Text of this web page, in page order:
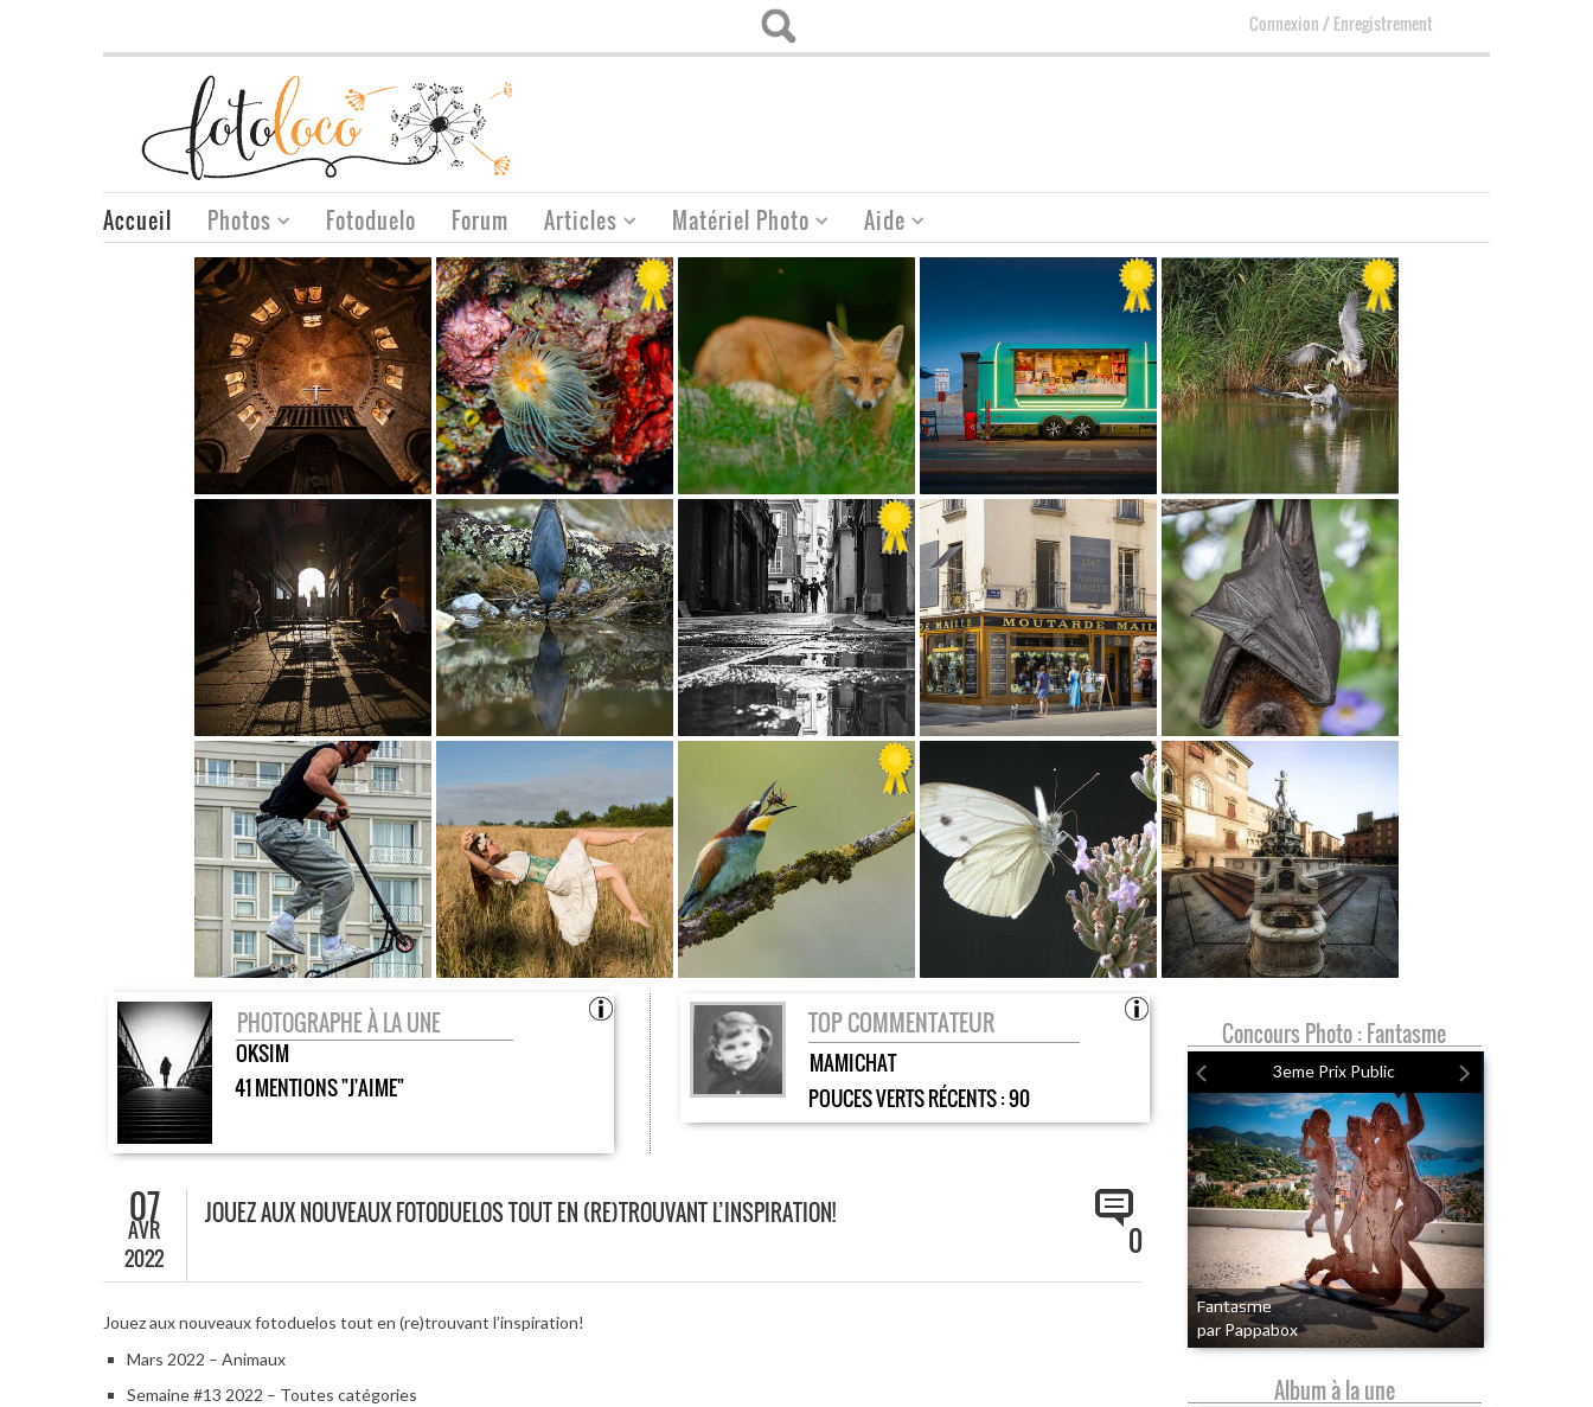
Connexion/Enregistrement
Accueil Photos Fotoduelo Forum Articles Matériel Photo Aide
PHOTOGRAPHE À LA UNE
OKSIM
41 MENTIONS "J'AIME"
TOP COMMENTATEUR
MAMICHAT
POUCES VERTS RÉCENTS :90
07
AVR
2022
JOUEZ AUX NOUVEAUX FOTODUELOS TOUT EN (RE)TROUVANT L’INSPIRATION!
0
Jouez aux nouveaux fotoduelos tout en (re)trouvant l’inspiration!
Mars 2022 – Animaux
Semaine #13 2022 – Toutes catégories
Concours Photo : Fantasme
3eme Prix Public
Fantasme
par Pappabox
Album à la une